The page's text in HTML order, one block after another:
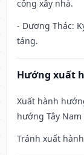
công xây nhà.
- Dương Thác:
táng.
Hướng xuất
Xuất hành
hướng Tây
Tránh xuất